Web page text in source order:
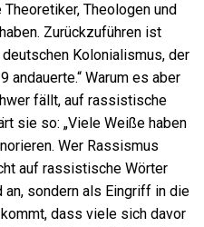
Theoretiker, Theologen und
Zurückzuführen ist
deutschen Kolonialismus, der
Warum es aber
fällt, auf rassistische
sie so: „Viele Weiße haben
Wer Rassismus
auf rassistische Wörter
sondern als Eingriff in die
dass viele sich davor